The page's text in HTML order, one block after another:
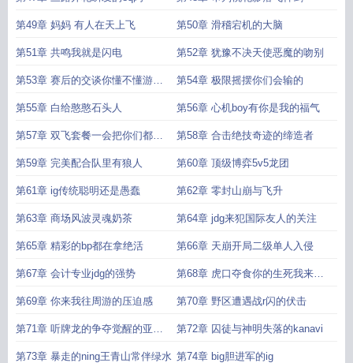
第49章 妈妈 有人在天上飞 第50章 滑稽宕机的大脑
第51章 共鸣我就是闪电 第52章 犹豫不决天使恶魔的吻别
第53章 赛后的交谈你懂不懂游戏
啊
第54章 极限摇摆你们会输的
第55章 白给憨憨石头人 第56章 心机boy有你是我的福气
第57章 双飞套餐一会把你们都杀
了
第58章 合击绝技奇迹的缔造者
第59章 完美配合队里有狼人 第60章 顶级博弈5v5龙团
第61章 ig传统聪明还是愚蠢 第62章 零封山崩与飞升
第63章 商场风波灵魂奶茶 第64章 jdg来犯国际友人的关注
第65章 精彩的bp都在拿绝活 第66章 天崩开局二级单人入侵
第67章 会计专业jdg的强势 第68章 虎口夺食你的生死我来掌
控
第69章 你来我往周游的压迫感 第70章 野区遭遇战r闪的伏击
第71章 听牌龙的争夺觉醒的亚托
克斯
第72章 囚徒与神明失落的kanavi
第73章 暴走的ning王青山常伴绿水 第74章 big胆进军的ig